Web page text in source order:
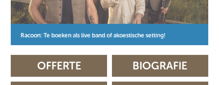
Racoon: Te boeken als live band of akoestische setting!
Racoon: Exclusief te boeken voor besloten events!
Racoon: Te boeken als live band of akoestische setting!
Racoon: Exclusief te boeken voor besloten events!
Racoon: Te boeken als live band of akoestische setting!
Racoon: Exclusief te boeken voor besloten events!
OFFERTE BIOGRAFIE